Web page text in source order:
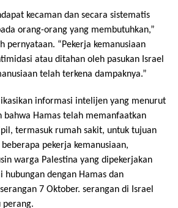
kecaman dan secara sistematis
orang-orang yang membutuhkan,”
pernyataan. “Pekerja kemanusiaan
atau ditahan oleh pasukan Israel
telah terkena dampaknya.”
informasi intelijen yang menurut
bahwa Hamas telah memanfaatkan
termasuk rumah sakit, untuk tujuan
pekerja kemanusiaan,
warga Palestina yang dipekerjakan
hubungan dengan Hamas dan
7 Oktober. serangan di Israel
perang.